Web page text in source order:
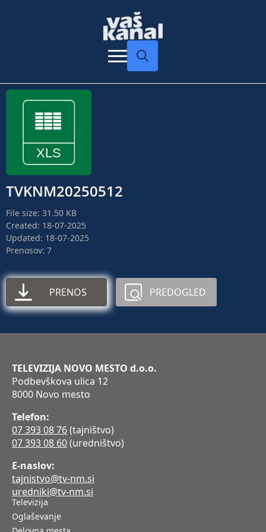
TVKNM20250512
File size: 31.50 KB
Created: 18-07-2025
Updated: 18-07-2025
Prenosov: 7
PRENOS PREDOGLED
TELEVIZIJA NOVO MESTO d.o.o.
Podbevškova ulica 12
8000 Novo mesto
Telefon:
07 393 08 76(tajništvo)
07 393 08 60(uredništvo)
E-naslov:
tajnistvo@tv-nm.si
uredniki@tv-nm.si
Televizija
Oglaševanje